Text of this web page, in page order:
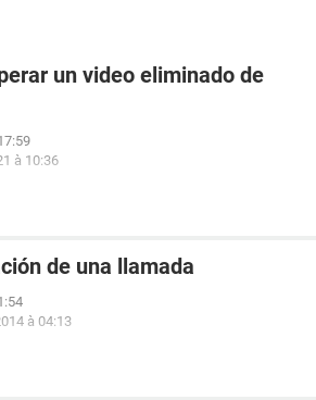
un video eliminado de
à 10:36
de una llamada
à 04:13